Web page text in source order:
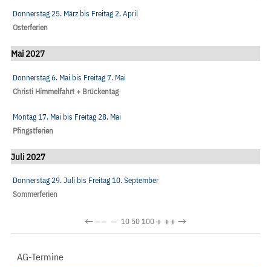
Donnerstag 25. März bis Freitag 2. April
Osterferien
Mai 2027
Donnerstag 6. Mai bis Freitag 7. Mai
Christi Himmelfahrt + Brückentag
Montag 17. Mai bis Freitag 28. Mai
Pfingstferien
Juli 2027
Donnerstag 29. Juli bis Freitag 10. September
Sommerferien
←−− − 10 50100 + ++→
AG-Termine